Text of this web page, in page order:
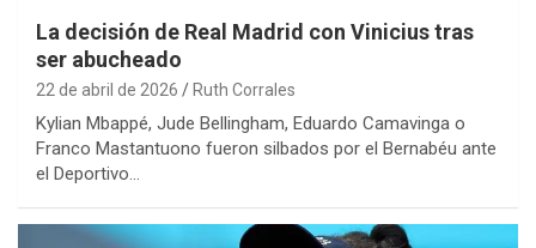
La decisión de Real Madrid con Vinicius tras
ser abucheado
22 de abril de 2026 Ruth Corrales
Kylian Mbappé, Jude Bellingham, Eduardo Camavinga o
Franco Mastantuono fueron silbados por el Bernabéu ante
el Deportivo…